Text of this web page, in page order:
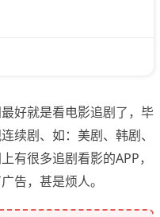
好就是看电影追剧了，毕
续剧、如：美剧、韩剧、
有很多追剧看影的APP，
告，甚是烦人。